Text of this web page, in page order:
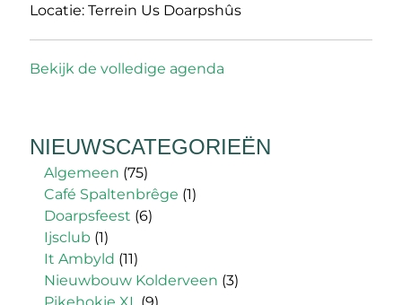
Locatie: Terrein Us Doarpshûs
Bekijk de volledige agenda
NIEUWSCATEGORIEËN
Algemeen (75)
Café Spaltenbrêge (1)
Doarpsfeest (6)
Ijsclub (1)
It Ambyld (11)
Nieuwbouw Kolderveen (3)